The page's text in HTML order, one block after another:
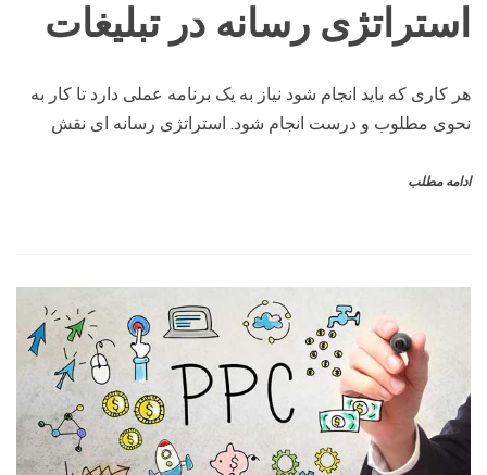
استراتژی رسانه در تبلیغات
هر کاری که باید انجام شود نیاز به یک برنامه عملی دارد تا کار به
نحوی مطلوب و درست انجام شود. استراتژی رسانه ای نقش
ادامه مطلب